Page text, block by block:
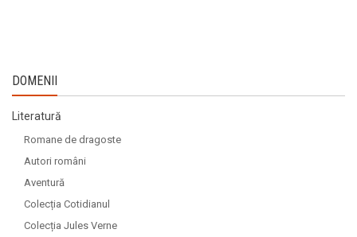
DOMENII
Literatură
Romane de dragoste
Autori români
Aventură
Colecția Cotidianul
Colecția Jules Verne